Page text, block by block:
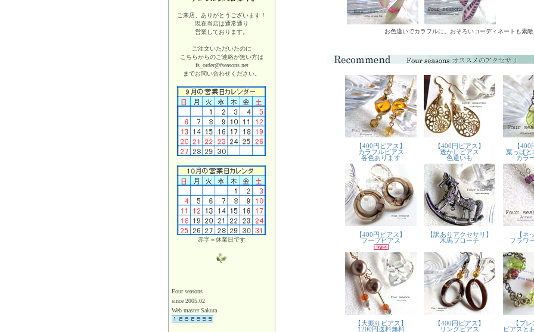
ご来店、ありがとうございます！
現在当店は通常通り
営業しております。
ご注文いただいたのに
こちらからのご連絡が無い方は
fs_order@fseasons.net
までお問い合わせください。
赤字＝休業日です
Four seasons
since 2005.02
Web master Sakura
お色違いでカラフルに。おそろいコーディネートも素敵